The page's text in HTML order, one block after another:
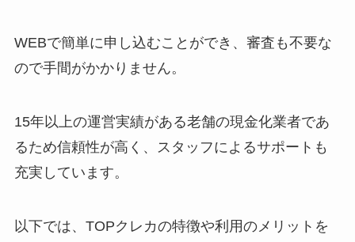
WEBで簡単に申し込むことができ、審査も不要な
ので手間がかかりません。
15年以上の運営実績がある老舗の現金化業者であ
るため信頼性が高く、スタッフによるサポートも
充実しています。
以下では、TOPクレカの特徴や利用のメリットを